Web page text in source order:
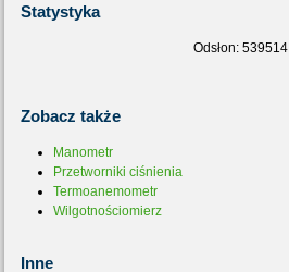
Statystyka
Odsłon: 539514
Zobacz także
Manometr
Przetworniki ciśnienia
Termoanemometr
Wilgotnościomierz
Inne